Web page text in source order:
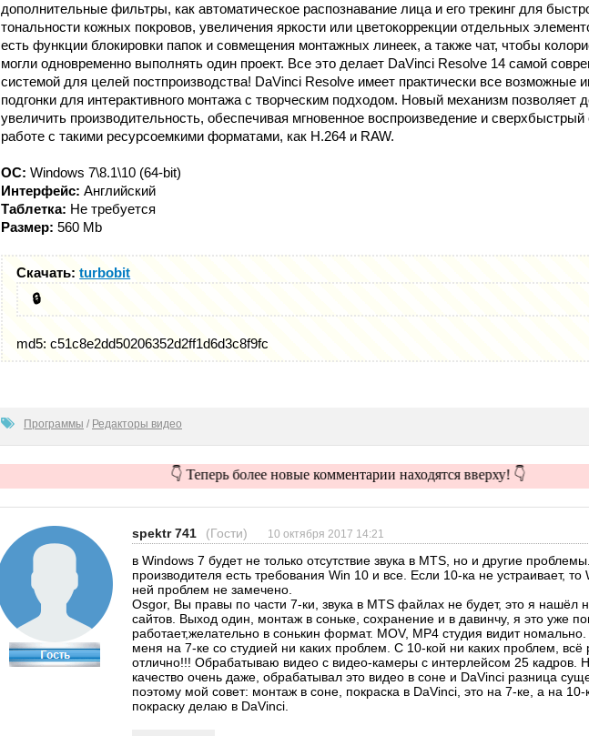
дополнительные фильтры, как автоматическое распознавание лица и его трекинг для
тональности кожных покровов, увеличения яркости или цветокоррекции отдельных
есть функции блокировки папок и совмещения монтажных линеек, а также чат, чтобы
могли одновременно выполнять один проект. Все это делает DaVinci Resolve 14 самой
системой для целей постпроизводства! DaVinci Resolve имеет практически все возможные
подгонки для интерактивного монтажа с творческим подходом. Новый механизм позволяет
увеличить производительность, обеспечивая мгновенное воспроизведение и
работе с такими ресурсоемкими форматами, как H.264 и RAW.
ОС: Windows 7\8.1\10 (64-bit)
Интерфейс: Английский
Таблетка: Не требуется
Размер: 560 Mb
Скачать:turbobit
🔒
md5: c51c8e2dd50206352d2ff1d6d3c8f9fc
Программы / Редакторы видео
👇 Теперь более новые комментарии находятся вверху! 👇
spektr 741 (Гости) 10 октября 2017 14:21
в Windows 7 будет не только отсутствие звука в MTS, но и другие
производителя есть требования Win 10 и все. Если 10-ка не устраивает, то
ней проблем не замечено.
Osgor, Вы правы по части 7-ки, звука в MTS файлах не будет, это я нашёл
сайтов. Выход один, монтаж в соньке, сохранение и в давинчу, я это уже
работает,желательно в сонькин формат. MOV, MP4 студия видит номально.
меня на 7-ке со студией ни каких проблем. С 10-кой ни каких проблем, всё
отлично!!! Обрабатываю видео с видео-камеры с интерлейсом 25 кадров.
качество очень даже, обрабатывал это видео в соне и DaVinci разница
поэтому мой совет: монтаж в соне, покраска в DaVinci, это на 7-ке, а на
покраску делаю в DaVinci.